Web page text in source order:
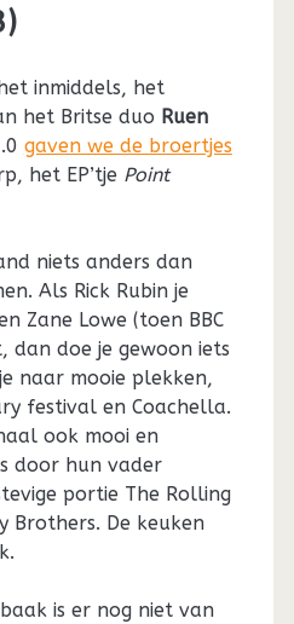
inmiddels, het
het Britse duo Ruen
gaven we de broertjes
het EP’tje Point
niets anders dan
Als Rick Rubin je
Zane Lowe (toen BBC
dan doe je gewoon iets
naar mooie plekken,
festival en Coachella.
ook mooi en
door hun vader
portie The Rolling
Brothers. De keuken
is er nog niet van